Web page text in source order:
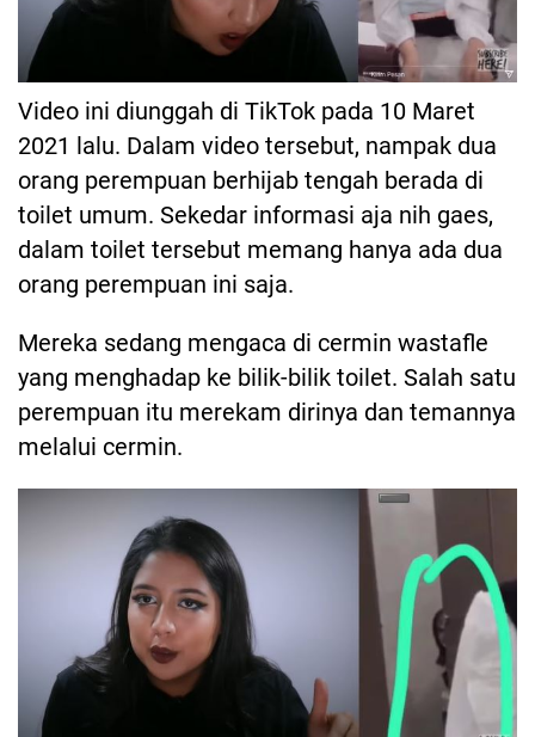
Video ini diunggah di TikTok pada 10 Maret
2021 lalu. Dalam video tersebut, nampak dua
orang perempuan berhijab tengah berada di
toilet umum. Sekedar informasi aja nih gaes,
dalam toilet tersebut memang hanya ada dua
orang perempuan ini saja.
Mereka sedang mengaca di cermin wastafle
yang menghadap ke bilik-bilik toilet. Salah satu
perempuan itu merekam dirinya dan temannya
melalui cermin.